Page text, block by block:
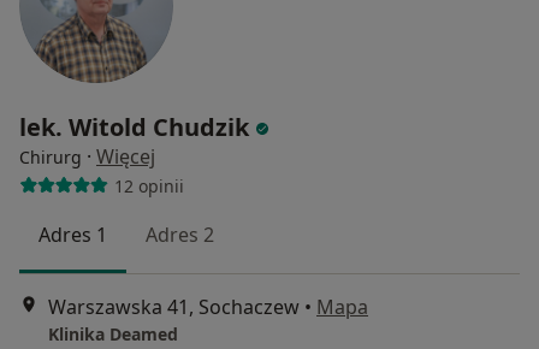
lek. Witold Chudzik
Chirurg · Więcej
12 opinii
Adres 1 Adres 2
Warszawska 41, Sochaczew • Mapa
Klinika Deamed